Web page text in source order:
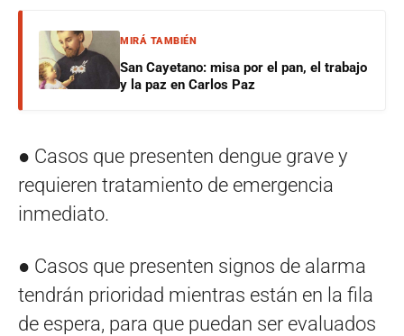
MIRÁ TAMBIÉN
San Cayetano: misa por el pan, el trabajo
y la paz en Carlos Paz
● Casos que presenten dengue grave y
requieren tratamiento de emergencia
inmediato.
● Casos que presenten signos de alarma
tendrán prioridad mientras están en la fila
de espera, para que puedan ser evaluados